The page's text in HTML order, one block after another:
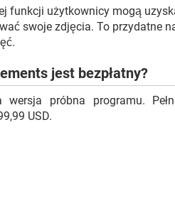
funkcji użytkownicy mogą
swoje zdjęcia. To przydatne
jest bezpłatny?
wersja próbna programu.
USD.